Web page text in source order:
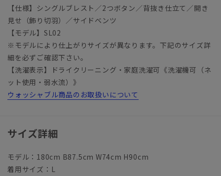
【仕様】シングルブレスト／2つボタン／背抜き仕立て／開き
見せ（飾り切羽）／サイドベンツ
【モデル】SL02
※モデルにより仕上がりサイズが異なります。下記のサイズ詳
細を必ずご確認下さい。
【洗濯表示】ドライクリーニング・家庭洗濯可《洗濯機可（ネ
ット使用・弱水流）》
ウォッシャブル商品のお取扱いについて
サイズ詳細
モデル：180cm B87.5cm W74cm H90cm
着用サイズ：L